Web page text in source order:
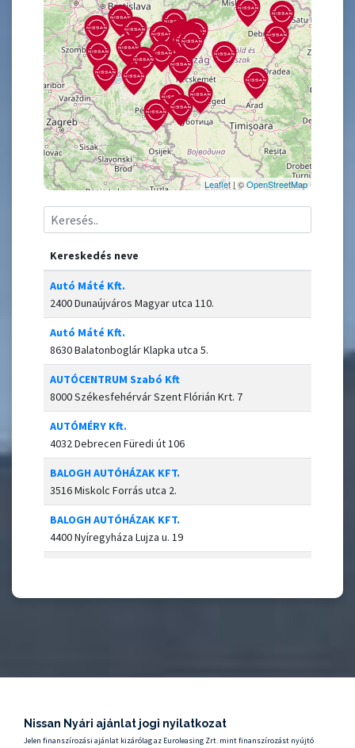
Leaflet | ©OpenStreetMap
Kereskedés neve
Autó Máté Kft.
2400 Dunaújváros Magyar utca 110.
Autó Máté Kft.
8630 Balatonboglár Klapka utca 5.
AUTÓCENTRUM Szabó Kft
8000 Székesfehérvár Szent Flórián Krt. 7
AUTÓMÉRY Kft.
4032 Debrecen Füredi út 106
BALOGH AUTÓHÁZAK KFT.
3516 Miskolc Forrás utca 2.
BALOGH AUTÓHÁZAK KFT.
4400 Nyíregyháza Lujza u. 19
8500 Pápa Külső Veszprémi út 49
2800 Tatabánya Bárdos L. u. 1
Nissan Nyári ajánlat jogi nyilatkozat
Jelen finanszírozási ajánlat kizárólag az Euroleasing Zrt. mint finanszírozást nyújtó